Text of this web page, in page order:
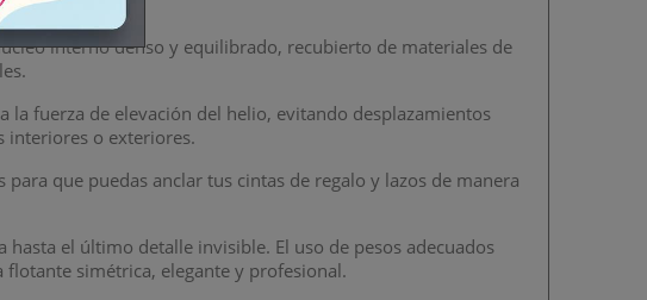
interno denso y equilibrado, recubierto de materiales de
la fuerza de elevación del helio, evitando desplazamientos
interiores o exteriores.
que puedas anclar tus cintas de regalo y lazos de manera
el último detalle invisible. El uso de pesos adecuados
simétrica, elegante y profesional.